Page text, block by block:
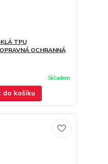
TPU
OCHRANNÁ
Skladem
do košíku